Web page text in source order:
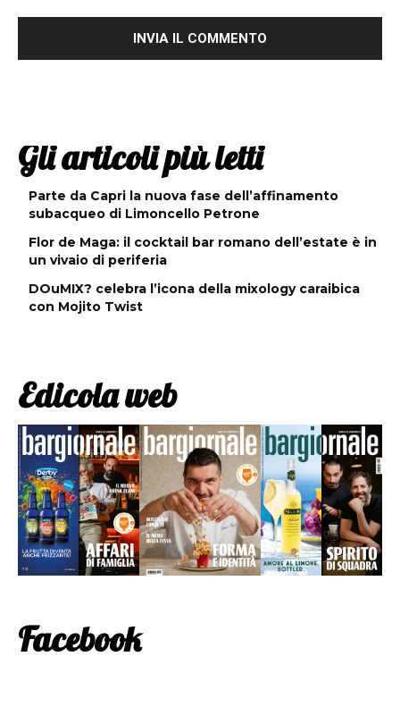
Gli articoli più letti
Parte da Capri la nuova fase dell’affinamento
subacqueo di Limoncello Petrone
Flor de Maga: il cocktail bar romano dell’estate è in
un vivaio di periferia
DOuMIX? celebra l’icona della mixology caraibica
con Mojito Twist
Edicola web
Facebook